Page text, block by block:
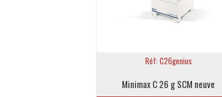
Réf: C26genius
Minimax C 26 g SCM neuve